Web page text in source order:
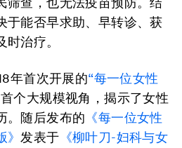
于能否早求助、早转诊、获
治疗。
年首次开展的“每一位女性
个大规模视角，揭示了女性
。随后发布的 《每一位女性
发表于 《柳叶刀-妇科与女